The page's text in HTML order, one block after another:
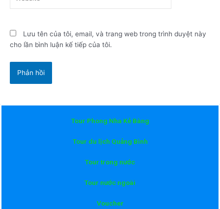
Lưu tên của tôi, email, và trang web trong trình duyệt này
cho lần bình luận kế tiếp của tôi.
Tour Phong Nha Kẻ Bàng
Tour du lịch Quảng Bình
Tour trong nước
Tour nước ngoài
Voucher